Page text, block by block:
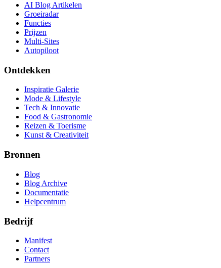
AI Blog Artikelen
Groeiradar
Functies
Prijzen
Multi-Sites
Autopiloot
Ontdekken
Inspiratie Galerie
Mode & Lifestyle
Tech & Innovatie
Food & Gastronomie
Reizen & Toerisme
Kunst & Creativiteit
Bronnen
Blog
Blog Archive
Documentatie
Helpcentrum
Bedrijf
Manifest
Contact
Partners